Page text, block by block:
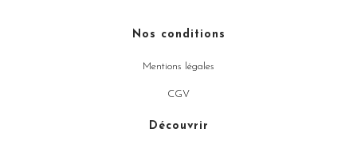
Nos conditions
Mentions légales
CGV
Découvrir